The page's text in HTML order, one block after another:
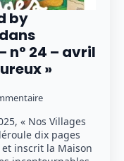
by
n° 24 – avril
»
« Nos Villages
dix pages
inscrit la Maison